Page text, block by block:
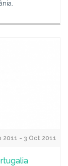
2011 - 3 Oct 2011